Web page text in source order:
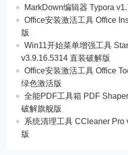
MarkDown编辑器 Typora
Office安装激活工具 Office
版
Win11开始菜单增强工具
v3.9.16.5314 直装破解版
Office安装激活工具 Office
绿色激活版
全能PDF工具箱 PDF
破解旗舰版
系统清理工具 CCleaner Pro
版